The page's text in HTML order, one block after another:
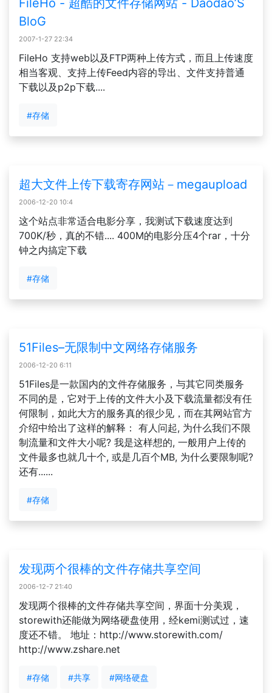
FileHo - 超酷的文件存储网站 - Daodao’S
BloG
2007-1-27 22:34
FileHo 支持web以及FTP两种上传方式，而且上传速度
相当客观、支持上传Feed内容的导出、文件支持普通
下载以及p2p下载....
#存储
超大文件上传下载寄存网站－megaupload
2006-12-20 10:4
这个站点非常适合电影分享，我测试下载速度达到
700K/秒，真的不错.... 400M的电影分压4个rar，十分
钟之内搞定下载
#存储
51Files–无限制中文网络存储服务
2006-12-20 6:11
51Files是一款国内的文件存储服务，与其它同类服务
不同的是，它对于上传的文件大小及下载流量都没有任
何限制，如此大方的服务真的很少见，而在其网站官方
介绍中给出了这样的解释： 有人问起, 为什么我们不限
制流量和文件大小呢? 我是这样想的, 一般用户上传的
文件最多也就几十个, 或是几百个MB, 为什么要限制呢?
还有......
#存储
发现两个很棒的文件存储共享空间
2006-12-7 21:40
发现两个很棒的文件存储共享空间，界面十分美观，
storewith还能做为网络硬盘使用，经kemi测试过，速
度还不错。 地址：http://www.storewith.com/
http://www.zshare.net
#存储 #共享 #网络硬盘